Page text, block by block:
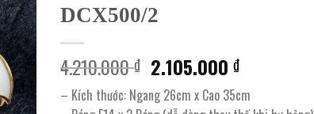
DCX500/2
4.210.000₫ Giá
gốc
là:
2.105.000₫Giá
tại
– Kích thước: Ngang 26cm x Cao 35cm